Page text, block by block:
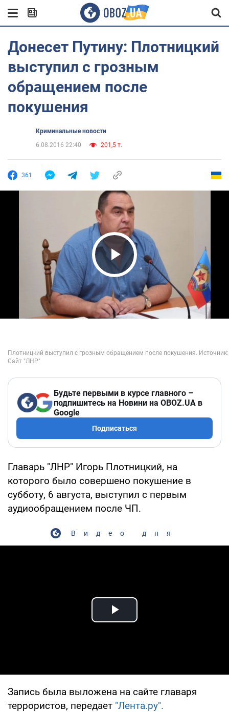
Донесет Путину: Плотницкий
выступил с грозным
обращением после
покушения
Криминальные новости
6.08.2016 22:40
201,5 т.
361
Play Video
Будьте первыми в курсе главного –
подпишитесь на Новини на OBOZ.UA в
Google
Подписаться
Главарь "ЛНР" Игорь Плотницкий, на
которого было совершено покушение в
субботу, 6 августа, выступил с первым
аудиообращением после ЧП.
Видео дня
Play Video
Запись была выложена на сайте главаря
террористов, передает "Лента.ру".